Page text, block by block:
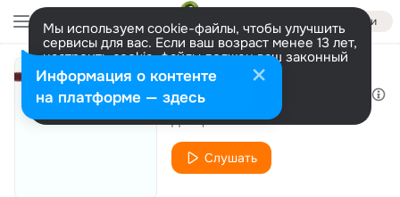
Войти
Мы используем cookie-файлы, чтобы улучшить
сервисы для вас. Если ваш возраст менее 13 лет,
настроить cookie-файлы должен ваш законный
представитель. Больше информации
Разрешить все Настроить
Диверсия
Слушать
Информация о контенте
на платформе — здесь